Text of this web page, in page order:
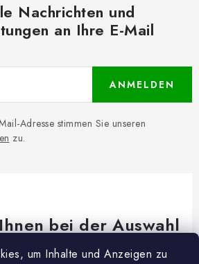
um Inhalte und Anzeigen zu
Nachrichten und
an Ihre E-Mail
Adresse stimmen Sie unseren
zu.
ANMELDEN
bei der Auswahl
bei etwas? Wir sind für dich da!